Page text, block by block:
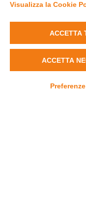
Visualizza la Cookie
ACCETTA
ACCETTA